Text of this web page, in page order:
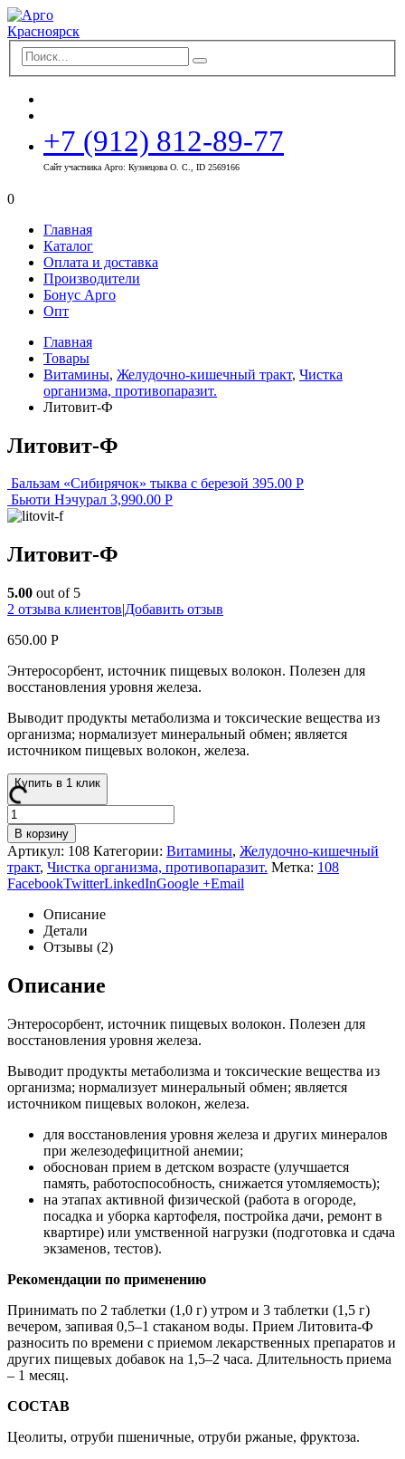
+7 (912) 812-89-77
Сайт участника Арго: Кузнецова О. С., ID 2569166
0
Главная
Каталог
Оплата и доставка
Производители
Бонус Арго
Опт
Главная
Товары
Витамины, Желудочно-кишечный тракт, Чистка
организма, противопаразит.
Литовит-Ф
Литовит-Ф
Бальзам «Сибирячок» тыква с березой 395.00 Р
Бьюти Нэчурал 3,990.00 Р
Литовит-Ф
5.00 out of 5
2 отзыва клиентов|Добавить отзыв
650.00 Р
Энтеросорбент, источник пищевых волокон. Полезен для
восстановления уровня железа.
Выводит продукты метаболизма и токсические вещества из
организма; нормализует минеральный обмен; является
источником пищевых волокон, железа.
Купить в 1 клик
В корзину
Артикул: 108 Категории: Витамины, Желудочно-кишечный
тракт, Чистка организма, противопаразит. Метка: 108
FacebookTwitterLinkedInGoogle +Email
Описание
Детали
Отзывы (2)
Описание
Энтеросорбент, источник пищевых волокон. Полезен для
восстановления уровня железа.
Выводит продукты метаболизма и токсические вещества из
организма; нормализует минеральный обмен; является
источником пищевых волокон, железа.
для восстановления уровня железа и других минералов
при железодефицитной анемии;
обоснован прием в детском возрасте (улучшается
память, работоспособность, снижается утомляемость);
на этапах активной физической (работа в огороде,
посадка и уборка картофеля, постройка дачи, ремонт в
квартире) или умственной нагрузки (подготовка и сдача
экзаменов, тестов).
Рекомендации по применению
Принимать по 2 таблетки (1,0 г) утром и 3 таблетки (1,5 г)
вечером, запивая 0,5–1 стаканом воды. Прием Литовита­-Ф
разносить по времени с приемом лекарственных препаратов и
других пищевых добавок на 1,5–2 часа. Длительность приема
– 1 месяц.
СОСТАВ
Цеолиты, отруби пшеничные, отруби ржаные, фруктоза.